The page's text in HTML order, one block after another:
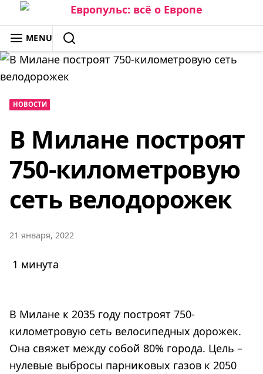
Skip
to
content
ЕВРОПУЛЬС: ВСЁ О ЕВРОПЕ
MENU
SEARCH
НОВОСТИ
В Милане построят
750-километровую
сеть велодорожек
21 января, 2022
1 минута
В Милане к 2035 году построят 750-
километровую сеть велосипедных дорожек.
Она свяжет между собой 80% города. Цель –
нулевые выбросы парниковых газов к 2050